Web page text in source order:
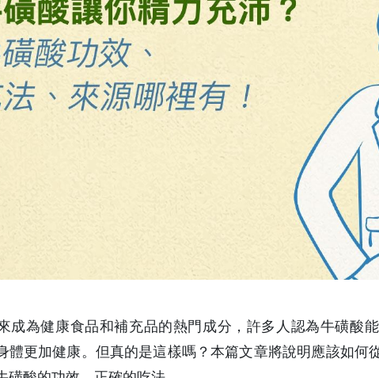
成為健康食品和補充品的熱門成分，許多人認為牛磺酸
體更加健康。但真的是這樣嗎？本篇文章將說明應該如何